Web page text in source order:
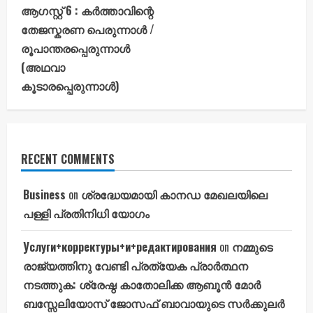
ആഗസ്റ്റ് 6 : കർത്താവിന്റെ
തേജസ്കരണ പെരുന്നാൾ /
രൂപാന്തരപ്പെരുന്നാൾ
(അഥവാ
കൂടാരപ്പെരുന്നാൾ)
RECENT COMMENTS
Business on ശ്രദ്ധേയമായി കാനഡ മേഖലയിലെ
പള്ളി പ്രതിനിധി യോഗം
Услуги+корректуры+и+редактирования on നമ്മുടെ
രാജ്യത്തിനു വേണ്ടി പ്രത്യേക പ്രാർത്ഥന
നടത്തുക: ശ്രേഷ്ഠ കാതോലിക്ക ആബൂൻ മോർ
ബസ്സേലിയോസ് ജോസഫ് ബാവായുടെ സർക്കുലർ